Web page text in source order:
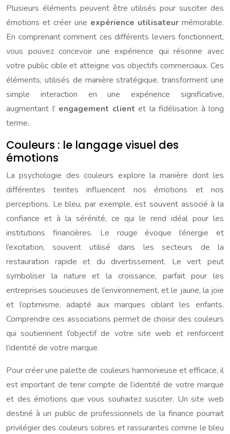
Plusieurs éléments peuvent être utilisés pour susciter des
émotions et créer une expérience utilisateur mémorable.
En comprenant comment ces différents leviers fonctionnent,
vous pouvez concevoir une expérience qui résonne avec
votre public cible et atteigne vos objectifs commerciaux. Ces
éléments, utilisés de manière stratégique, transforment une
simple interaction en une expérience significative,
augmentant l’ engagement client et la fidélisation à long
terme.
Couleurs : le langage visuel des
émotions
La psychologie des couleurs explore la manière dont les
différentes teintes influencent nos émotions et nos
perceptions. Le bleu, par exemple, est souvent associé à la
confiance et à la sérénité, ce qui le rend idéal pour les
institutions financières. Le rouge évoque l’énergie et
l’excitation, souvent utilisé dans les secteurs de la
restauration rapide et du divertissement. Le vert peut
symboliser la nature et la croissance, parfait pour les
entreprises soucieuses de l’environnement, et le jaune, la joie
et l’optimisme, adapté aux marques ciblant les enfants.
Comprendre ces associations permet de choisir des couleurs
qui soutiennent l’objectif de votre site web et renforcent
l’identité de votre marque.
Pour créer une palette de couleurs harmonieuse et efficace, il
est important de tenir compte de l’identité de votre marque
et des émotions que vous souhaitez susciter. Un site web
destiné à un public de professionnels de la finance pourrait
privilégier des couleurs sobres et rassurantes comme le bleu